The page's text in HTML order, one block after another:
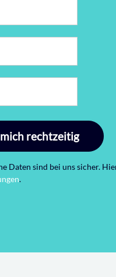
rechtzeitig
Daten sind bei uns sicher.
.